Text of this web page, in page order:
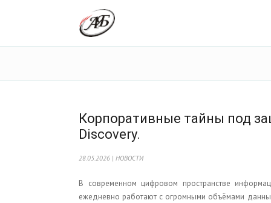
Корпоративные тайны под
Discovery.
28.05.2026 | НОВОСТИ
В современном цифровом пространстве
ежедневно работают с огромными объёмами